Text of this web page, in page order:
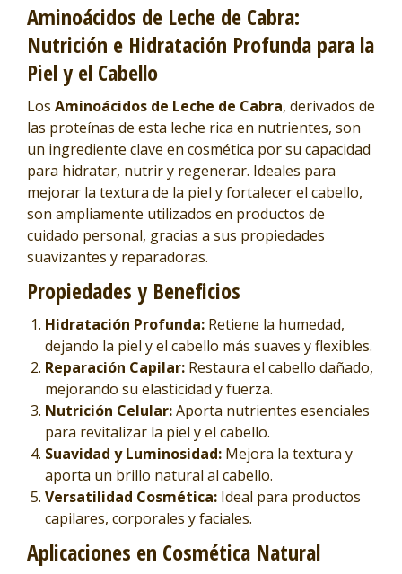
Aminoácidos de Leche de Cabra:
Nutrición e Hidratación Profunda para la
Piel y el Cabello
Los Aminoácidos de Leche de Cabra, derivados de
las proteínas de esta leche rica en nutrientes, son
un ingrediente clave en cosmética por su capacidad
para hidratar, nutrir y regenerar. Ideales para
mejorar la textura de la piel y fortalecer el cabello,
son ampliamente utilizados en productos de
cuidado personal, gracias a sus propiedades
suavizantes y reparadoras.
Propiedades y Beneficios
Hidratación Profunda: Retiene la humedad,
dejando la piel y el cabello más suaves y flexibles.
Reparación Capilar: Restaura el cabello dañado,
mejorando su elasticidad y fuerza.
Nutrición Celular:Aporta nutrientes esenciales
para revitalizar la piel y el cabello.
Suavidad y Luminosidad: Mejora la textura y
aporta un brillo natural al cabello.
Versatilidad Cosmética: Ideal para productos
capilares, corporales y faciales.
Aplicaciones en Cosmética Natural